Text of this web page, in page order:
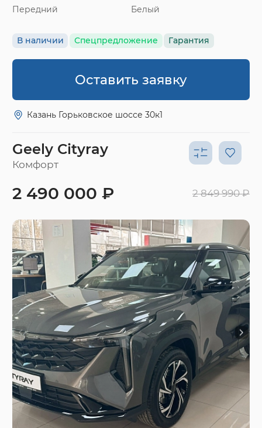
Передний
Белый
В наличии Спецпредложение Гарантия
Оставить заявку
Казань Горьковское шоссе 30к1
Geely Cityray
Комфорт
2 490 000 ₽ 2 849 990 ₽